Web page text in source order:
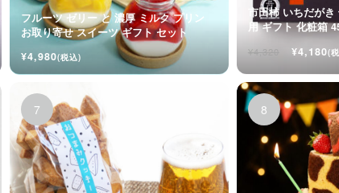
フルーツ ゼリー と 濃厚 ミルク プリン
お取り寄せ スイーツ ギフト セット
¥4,980(税込)
市田柿 いちだが
用 ギフト 化粧箱
¥4,320 ¥4,180(